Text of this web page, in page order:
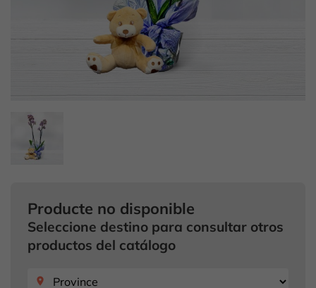
Producte no disponible
Seleccione destino para consultar otros
productos del catálogo
place